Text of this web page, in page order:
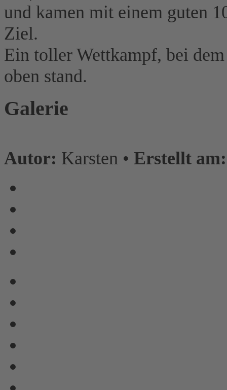
und kamen mit einem guten
Ziel.
Ein toller Wettkampf, bei
oben stand.
Galerie
Autor: Karsten • Erstellt am: